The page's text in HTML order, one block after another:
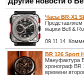
Часы BR-X1
марки Bell &
09.11.14
BR 126 Sport
Мануфактура
хронограф BR
времени